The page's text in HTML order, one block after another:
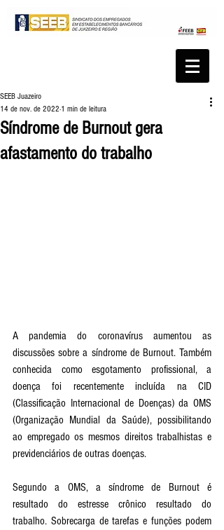
Síndrome de Burnout gera
afastamento do trabalho
SEEB Juazeiro
14 de nov. de 2022 1 min de leitura
A pandemia do coronavírus aumentou as
discussões sobre a síndrome de Burnout. Também
conhecida como esgotamento profissional, a
doença foi recentemente incluída na CID
(Classificação Internacional de Doenças) da OMS
(Organização Mundial da Saúde), possibilitando
ao empregado os mesmos direitos trabalhistas e
previdenciários de outras doenças.
Segundo a OMS, a síndrome de Burnout é
resultado do estresse crônico resultado do
trabalho. Sobrecarga de tarefas e funções podem